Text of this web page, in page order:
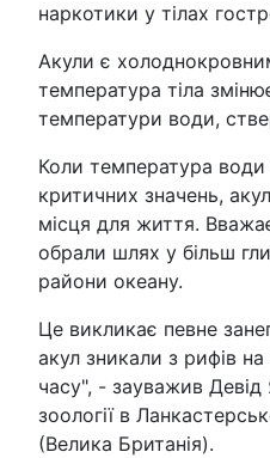
наркотики у тілах
Акули є
температура тіла
температури води,
Коли температура
критичних значень,
місця для життя.
обрали шлях у більш
райони океану.
Це викликає певне
акул зникали з рифів
часу", - зауважив Девід
зоології в
(Велика Британія).